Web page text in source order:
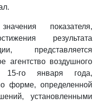
показателя,
результата
представляется
агентство воздушного
15-го января года,
форме, определенной
установленными